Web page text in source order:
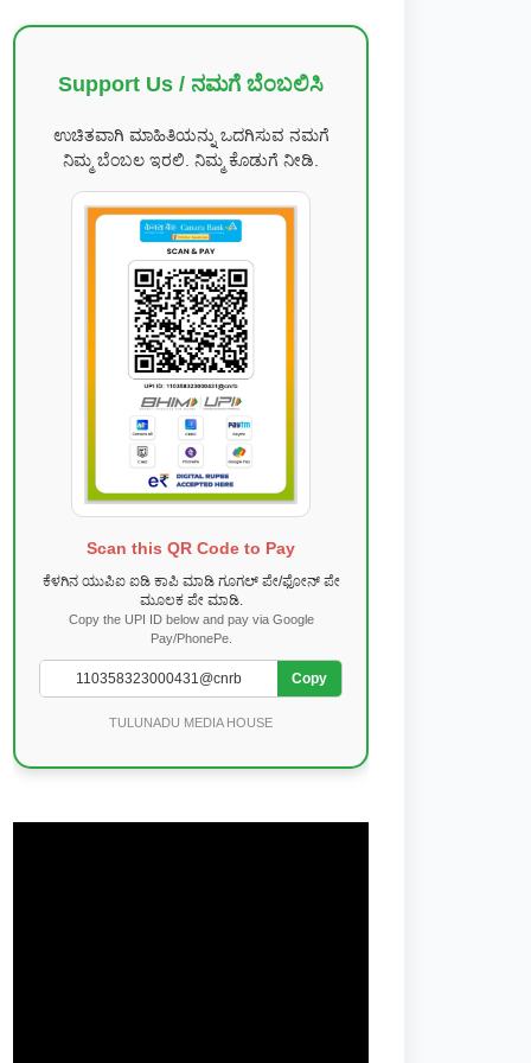
Support Us / ನಮಗೆ ಬೆಂಬಲಿಸಿ
ಉಚಿತವಾಗಿ ಮಾಹಿತಿಯನ್ನು ಒದಗಿಸುವ ನಮಗೆ
ನಿಮ್ಮ ಬೆಂಬಲ ಇರಲಿ. ನಿಮ್ಮ ಕೊಡುಗೆ ನೀಡಿ.
Scan this QR Code to Pay
ಕೆಳಗಿನ ಯುಪಿಐ ಐಡಿ ಕಾಪಿ ಮಾಡಿ ಗೂಗಲ್ ಪೇ/ಫೋನ್ ಪೇ
ಮೂಲಕ ಪೇ ಮಾಡಿ.
Copy the UPI ID below and pay via Google
Pay/PhonePe.
Copy
TULUNADU MEDIA HOUSE